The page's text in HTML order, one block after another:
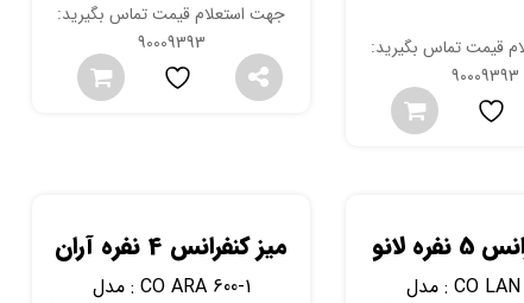
قیمت تماس بگیرید:
90009393
جهت استعلام قیمت تماس بگیرید:
90009393
لانو
مدل : CO LAN
میز کنفرانس 4 نفره آران
مدل : CO ARA 600-1